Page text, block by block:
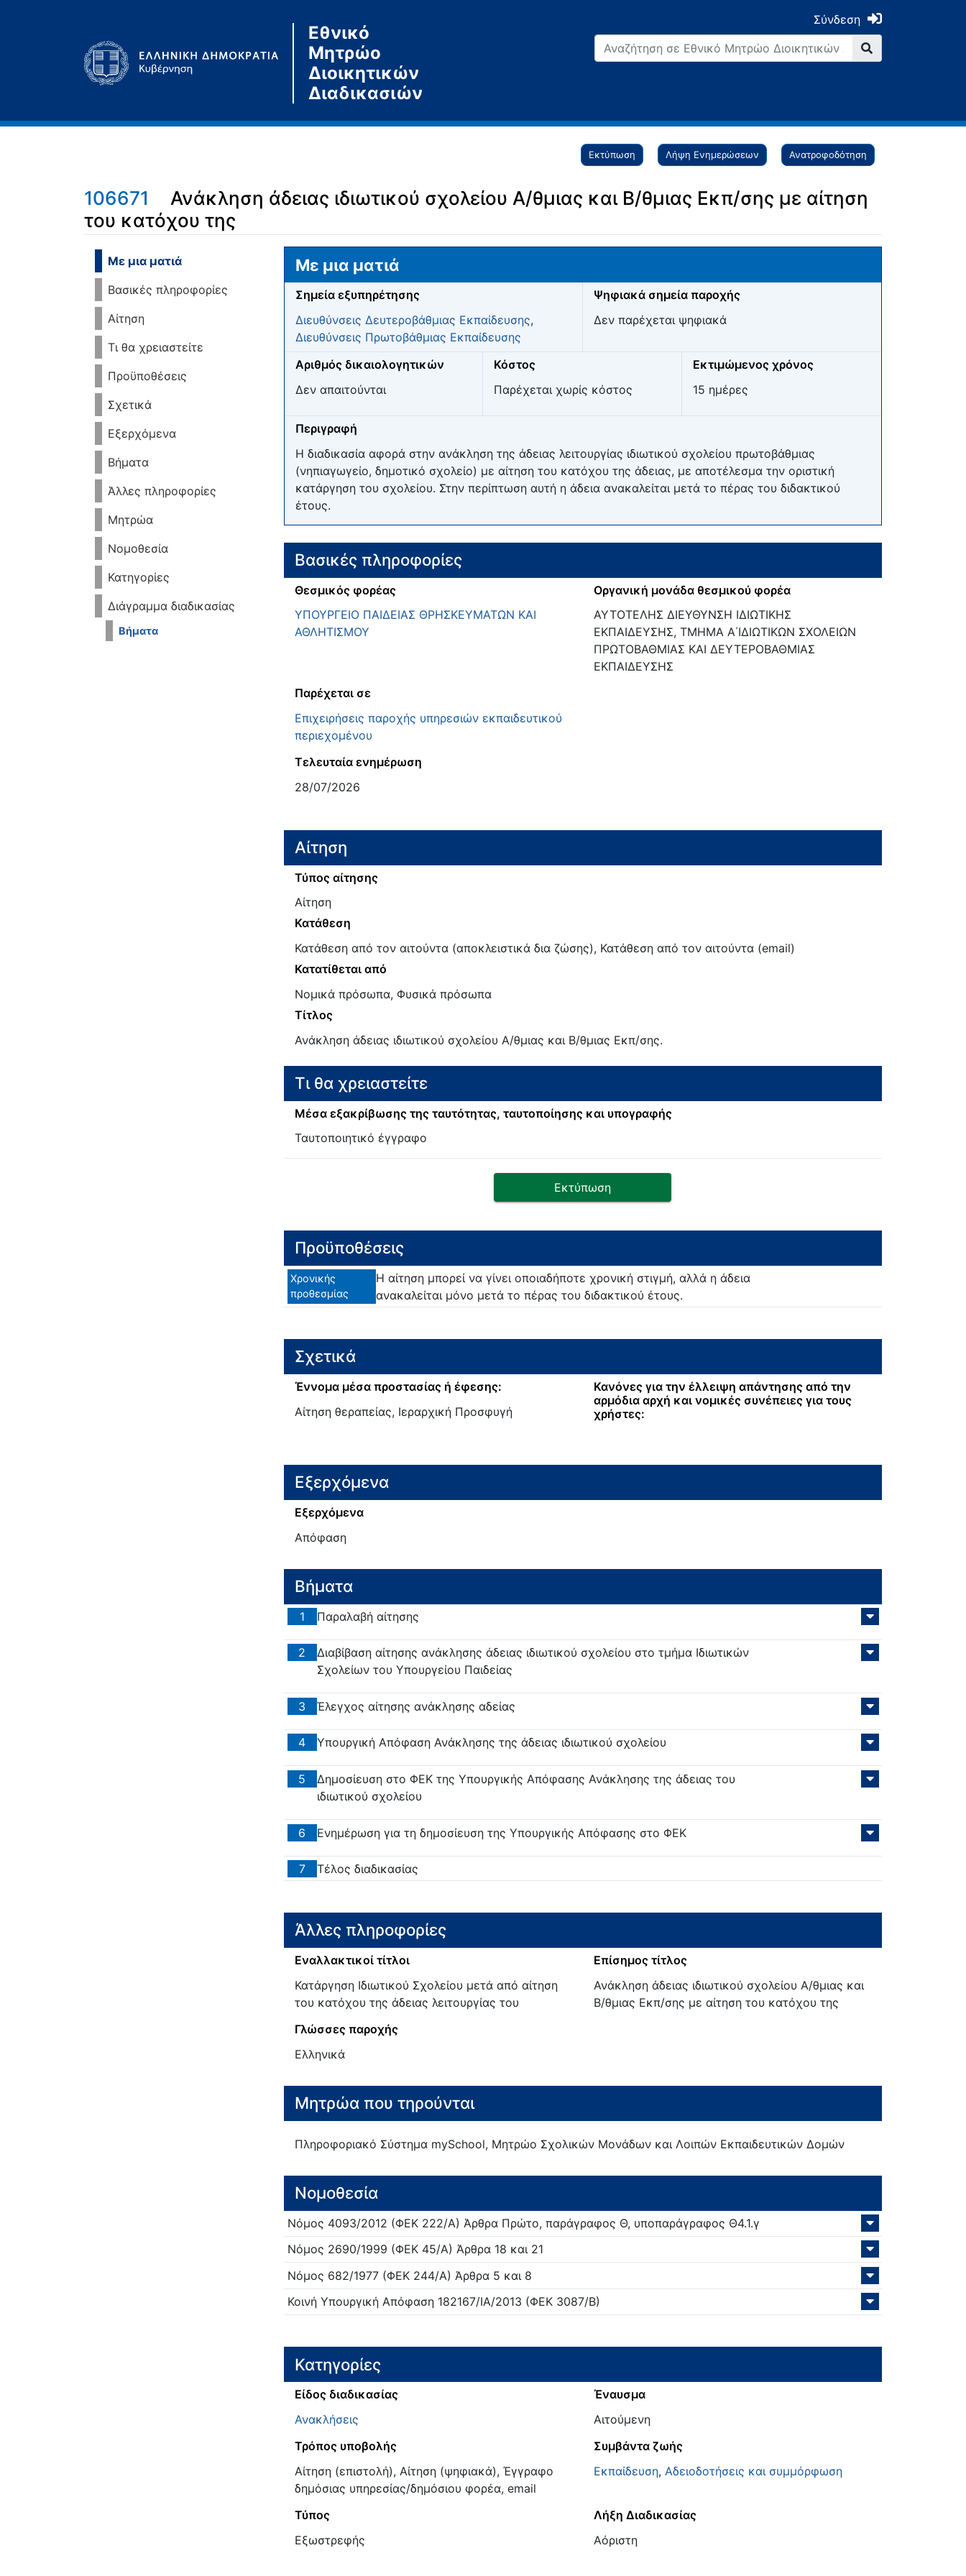
Εθνικό
Μητρώο
Διοικητικών
Διαδικασιών
Σύνδεση
Εκτύπωση Λήψη Ενημερώσεων Ανατροφοδότηση
106671
Ανάκληση άδειας ιδιωτικού σχολείου Α/θμιας και Β/θμιας Εκπ/σης με αίτηση
του κατόχου της
Μετάβαση σε: πλοήγηση
Με μια ματιά
Βασικές πληροφορίες
Αίτηση
Τι θα χρειαστείτε
Προϋποθέσεις
Σχετικά
Εξερχόμενα
Βήματα
Άλλες πληροφορίες
Μητρώα
Νομοθεσία
Κατηγορίες
Διάγραμμα διαδικασίας
Βήματα
Με μια ματιά
Σημεία εξυπηρέτησης
Διευθύνσεις Δευτεροβάθμιας Εκπαίδευσης,
Διευθύνσεις Πρωτοβάθμιας Εκπαίδευσης
Ψηφιακά σημεία παροχής
Δεν παρέχεται ψηφιακά
Αριθμός δικαιολογητικών
Δεν απαιτούνται
Κόστος
Παρέχεται χωρίς κόστος
Εκτιμώμενος χρόνος
15 ημέρες
Περιγραφή
Η διαδικασία αφορά στην ανάκληση της άδειας λειτουργίας ιδιωτικού σχολείου πρωτοβάθμιας
(νηπιαγωγείο, δημοτικό σχολείο) με αίτηση του κατόχου της άδειας, με αποτέλεσμα την οριστική
κατάργηση του σχολείου. Στην περίπτωση αυτή η άδεια ανακαλείται μετά το πέρας του διδακτικού
έτους.
Βασικές πληροφορίες
Θεσμικός φορέας
ΥΠΟΥΡΓΕΙΟ ΠΑΙΔΕΙΑΣ ΘΡΗΣΚΕΥΜΑΤΩΝ ΚΑΙ
ΑΘΛΗΤΙΣΜΟΥ
Οργανική μονάδα θεσμικού φορέα
ΑΥΤΟΤΕΛΗΣ ΔΙΕΥΘΥΝΣΗ ΙΔΙΩΤΙΚΗΣ
ΕΚΠΑΙΔΕΥΣΗΣ, ΤΜΗΜΑ Α΄ΙΔΙΩΤΙΚΩΝ ΣΧΟΛΕΙΩΝ
ΠΡΩΤΟΒΑΘΜΙΑΣ ΚΑΙ ΔΕΥΤΕΡΟΒΑΘΜΙΑΣ
ΕΚΠΑΙΔΕΥΣΗΣ
Παρέχεται σε
Eπιχειρήσεις παροχής υπηρεσιών εκπαιδευτικού
περιεχομένου
Τελευταία ενημέρωση
28/07/2026
Αίτηση
Τύπος αίτησης
Αίτηση
Κατάθεση
Κατάθεση από τον αιτούντα (αποκλειστικά δια ζώσης), Κατάθεση από τον αιτούντα (email)
Κατατίθεται από
Νομικά πρόσωπα, Φυσικά πρόσωπα
Τίτλος
Ανάκληση άδειας ιδιωτικού σχολείου Α/θμιας και Β/θμιας Εκπ/σης.
Τι θα χρειαστείτε
Μέσα εξακρίβωσης της ταυτότητας, ταυτοποίησης και υπογραφής
Ταυτοποιητικό έγγραφο
Εκτύπωση
Προϋποθέσεις
Χρονικής
προθεσμίας
Η αίτηση μπορεί να γίνει οποιαδήποτε χρονική στιγμή, αλλά η άδεια
ανακαλείται μόνο μετά το πέρας του διδακτικού έτους.
Σχετικά
Έννομα μέσα προστασίας ή έφεσης:
Αίτηση θεραπείας, Ιεραρχική Προσφυγή
Κανόνες για την έλλειψη απάντησης από την
αρμόδια αρχή και νομικές συνέπειες για τους
χρήστες:
Εξερχόμενα
Εξερχόμενα
Απόφαση
Βήματα
1 Παραλαβή αίτησης
2
Διαβίβαση αίτησης ανάκλησης άδειας ιδιωτικού σχολείου στο τμήμα Ιδιωτικών
Σχολείων του Υπουργείου Παιδείας
3 Έλεγχος αίτησης ανάκλησης αδείας
4 Υπουργική Απόφαση Ανάκλησης της άδειας ιδιωτικού σχολείου
5
Δημοσίευση στο ΦΕΚ της Υπουργικής Απόφασης Ανάκλησης της άδειας του
ιδιωτικού σχολείου
6 Ενημέρωση για τη δημοσίευση της Υπουργικής Απόφασης στο ΦΕΚ
7 Τέλος διαδικασίας
Άλλες πληροφορίες
Εναλλακτικοί τίτλοι
Κατάργηση Ιδιωτικού Σχολείου μετά από αίτηση
του κατόχου της άδειας λειτουργίας του
Επίσημος τίτλος
Ανάκληση άδειας ιδιωτικού σχολείου Α/θμιας και
Β/θμιας Εκπ/σης με αίτηση του κατόχου της
Γλώσσες παροχής
Ελληνικά
Μητρώα που τηρούνται
Πληροφοριακό Σύστημα mySchool, Μητρώο Σχολικών Μονάδων και Λοιπών Εκπαιδευτικών Δομών
Νομοθεσία
Νόμος 4093/2012 (ΦΕΚ 222/Α) Άρθρα Πρώτο, παράγραφος Θ, υποπαράγραφος Θ4.1.γ
Νόμος 2690/1999 (ΦΕΚ 45/Α) Άρθρα 18 και 21
Νόμος 682/1977(ΦΕΚ 244/Α) Άρθρα 5 και 8
Κοινή Υπουργική Απόφαση182167/ΙΑ/2013 (ΦΕΚ 3087/Β)
Κατηγορίες
Είδος διαδικασίας
Ανακλήσεις
Έναυσμα
Αιτούμενη
Τρόπος υποβολής
Αίτηση (επιστολή), Αίτηση (ψηφιακά), Έγγραφο
δημόσιας υπηρεσίας/δημόσιου φορέα, email
Συμβάντα ζωής
Εκπαίδευση, Αδειοδοτήσεις και συμμόρφωση
Τύπος
Εξωστρεφής
Λήξη Διαδικασίας
Αόριστη